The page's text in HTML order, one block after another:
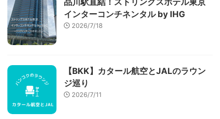
品川駅直結！ストリングスホテル東京
インターコンチネンタル by IHG
2026/7/18
【BKK】カタール航空とJALのラウン
ジ巡り
2026/7/11